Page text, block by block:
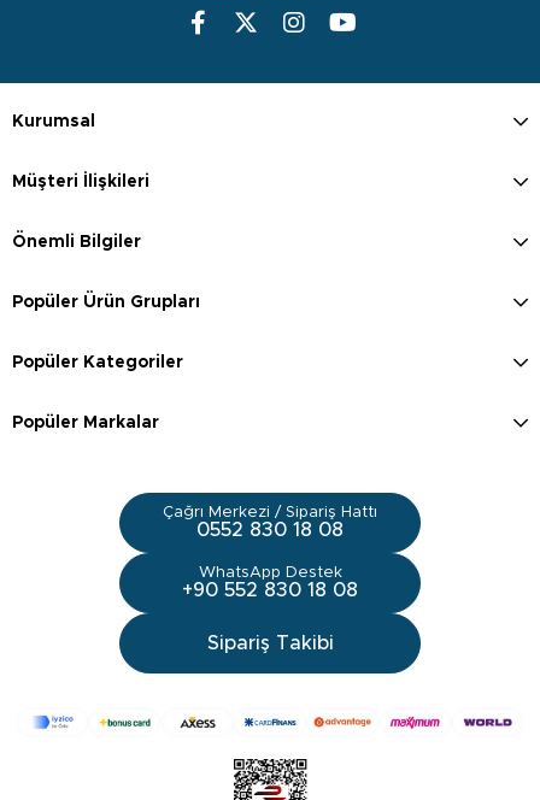
Kurumsal
Müşteri İlişkileri
Önemli Bilgiler
Popüler Ürün Grupları
Popüler Kategoriler
Popüler Markalar
Çağrı Merkezi / Sipariş Hattı
0552 830 18 08
WhatsApp Destek
+90 552 830 18 08
Sipariş Takibi